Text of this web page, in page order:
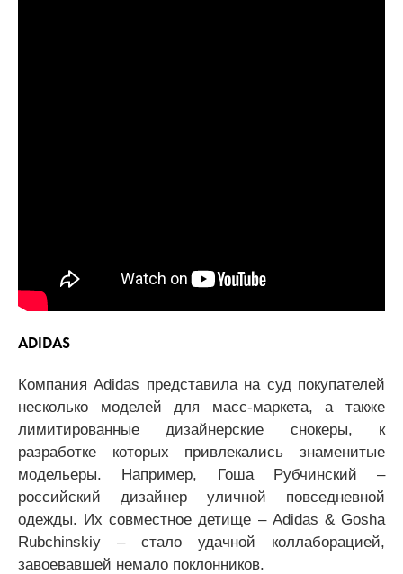
ADIDAS
Компания Adidas представила на суд покупателей
несколько моделей для масс-маркета, а также
лимитированные дизайнерские снокеры, к
разработке которых привлекались знаменитые
модельеры. Например, Гоша Рубчинский –
российский дизайнер уличной повседневной
одежды. Их совместное детище – Adidas & Gosha
Rubchinskiy – стало удачной коллаборацией,
завоевавшей немало поклонников.